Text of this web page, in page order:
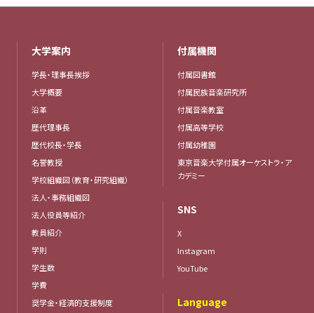
大学案内
学長・理事長挨拶
大学概要
沿革
歴代理事長
歴代校長・学長
名誉教授
学校組織図（教育・研究組織）
法人・事務組織図
法人役員等紹介
教員紹介
学則
学生数
学費
奨学金・経済的支援制度
付属機関
付属図書館
付属民族音楽研究所
付属音楽教室
付属高等学校
付属幼稚園
東京音楽大学付属オーケストラ・ア
カデミー
SNS
X
Instagram
YouTube
Language